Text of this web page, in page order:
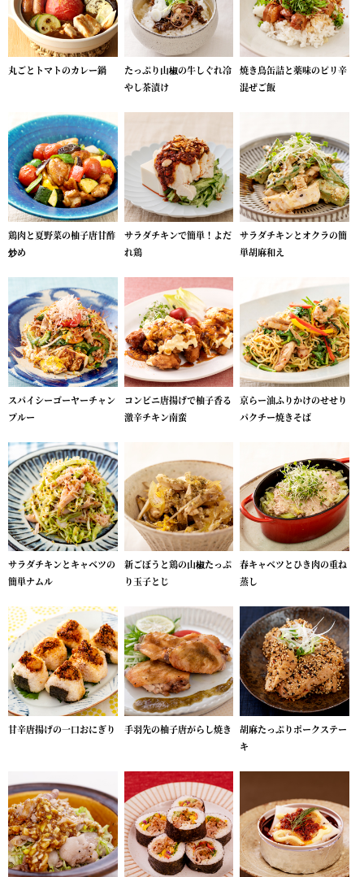
丸ごとトマトのカレー鍋
たっぷり山椒の牛しぐれ冷
やし茶漬け
焼き鳥缶詰と薬味のピリ辛
混ぜご飯
鶏肉と夏野菜の柚子唐甘酢
炒め
サラダチキンで簡単！よだ
れ鶏
サラダチキンとオクラの簡
単胡麻和え
スパイシーゴーヤーチャン
プルー
コンビニ唐揚げで柚子香る
激辛チキン南蛮
京らー油ふりかけのせせり
パクチー焼きそば
サラダチキンとキャベツの
簡単ナムル
新ごぼうと鶏の山椒たっぷ
り玉子とじ
春キャベツとひき肉の重ね
蒸し
甘辛唐揚げの一口おにぎり 手羽先の柚子唐がらし焼き
胡麻たっぷりポークステー
キ